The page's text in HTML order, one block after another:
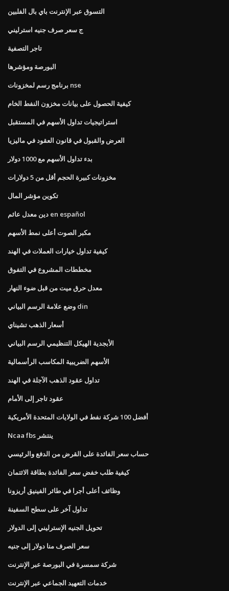
التسوق عبر الإنترنت باي بال الفلبين
ج سعر صرف جنيه استرليني
تاجر التصفية
البورصة ومؤشرها
برنامج رسم لمخزونات nse
كيفية الحصول على بيانات مخزون النفط الخام
استراتيجيات تداول الأسهم في المستقبل
العرض والقبول في قانون العقود في ماليزيا
بدء تداول الأسهم مع 1000 دولار
مخزونات كبيرة الحجم أقل من 5 دولارات
تكوين مؤشر المال
دين معدل عائم en español
مكبر الصوت أعلى نمط الأسهم
كيفية تداول خيارات العملات في الهند
مخططات المشروع في التفوق
معدل حرق ميت من قبل ضوء النهار
وضع علامة الرسم البياني din
أسعار الذهب تشيناي
الأبجدية الهيكل التنظيمي الرسم البياني
الأسهم الضريبية المكاسب الرأسمالية
تداول عقود الذهب الآجلة في الهند
عقود تاجر إلى الأمام
أفضل 100 شركة نفط في الولايات المتحدة الأمريكية
Ncaa fbs ينتشر
حساب سعر الفائدة على القرض من الدفع والرئيسي
كيفية طلب خفض سعر الفائدة بطاقة الائتمان
وظائف أعلى أجرا في طائر الفينيق أريزونا
تداول آخر على سطح السفينة
تحويل الجنيه الإسترليني إلى الدولار
سعر الصرف منا دولار إلى جنيه
شركة سمسرة في البورصة عبر الإنترنت
خدمات التعهيد الجماعي عبر الإنترنت